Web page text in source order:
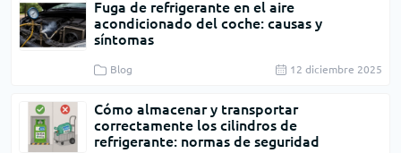
Fuga de refrigerante en el aire
acondicionado del coche: causas y
síntomas
Blog 12 diciembre 2025
Cómo almacenar y transportar
correctamente los cilindros de
refrigerante: normas de seguridad